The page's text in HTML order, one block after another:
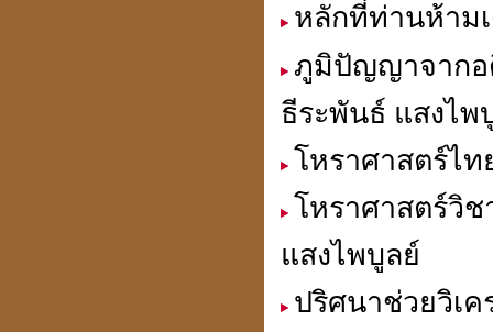
หลักที่ท่านห้าม
ภูมิปัญญาจากอ
ธีระพันธ์ แสงไพ
โหราศาสตร์ไ
โหราศาสตร์วิ
แสงไพบูลย์
ปริศนาช่วยวิเค